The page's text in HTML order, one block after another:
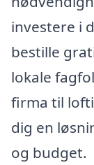
investere i
bestille
lokale
firma til
dig en
og budget.